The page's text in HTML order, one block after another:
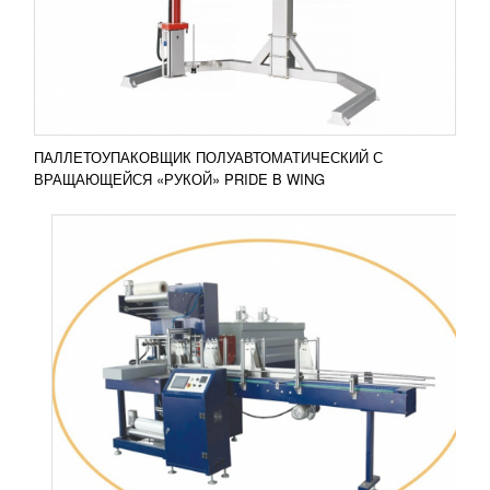
ПАЛЛЕТОУПАКОВЩИК ПОЛУАВТОМАТИЧЕСКИЙ С
ВРАЩАЮЩЕЙСЯ «РУКОЙ» PRIDE B WING
отрасли для производства минеральной воды,
пива, напитков, пищевых продуктов и др.
Особенности...
ПОДРОБНЕЕ
Добавить в сравнение
АВТОМАТИЧЕСКАЯ МАШИНА ДЛЯ
УПАКОВКИ БУМАЖНЫХ ПОЛОТЕНЕЦ 250
2 226 350RUB
Машина предназначена для упаковки бумажных
полотенец со скоростью 30-40 уп/мин. Возможно
добавление системы транспортировки и загрузки
материала,...
Добавить в сравнение